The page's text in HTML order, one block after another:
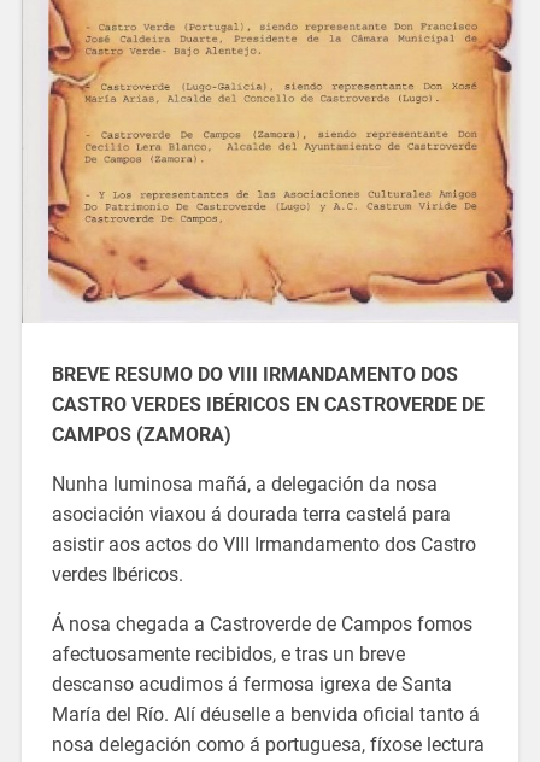
BREVE RESUMO DO VIII IRMANDAMENTO DOS
CASTRO VERDES IBÉRICOS EN CASTROVERDE DE
CAMPOS (ZAMORA)
Nunha luminosa mañá, a delegación da nosa
asociación viaxou á dourada terra castelá para
asistir aos actos do VIII Irmandamento dos Castro
verdes Ibéricos.
Á nosa chegada a Castroverde de Campos fomos
afectuosamente recibidos, e tras un breve
descanso acudimos á fermosa igrexa de Santa
María del Río. Alí déuselle a benvida oficial tanto á
nosa delegación como á portuguesa, fíxose lectura